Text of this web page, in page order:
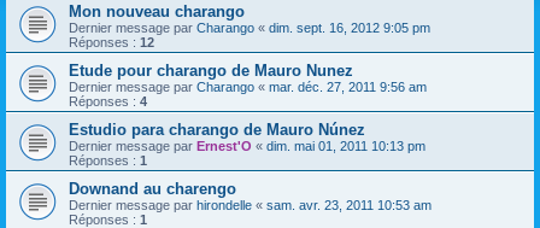
Mon nouveau charango
Dernier message par Charango « dim. sept. 16, 2012 9:05 pm
Réponses : 12
Etude pour charango de Mauro Nunez
Dernier message par Charango « mar. déc. 27, 2011 9:56 am
Réponses : 4
Estudio para charango de Mauro Núnez
Dernier message par Ernest'O « dim. mai 01, 2011 10:13 pm
Réponses : 1
Downand au charengo
Dernier message par hirondelle « sam. avr. 23, 2011 10:53 am
Réponses : 1